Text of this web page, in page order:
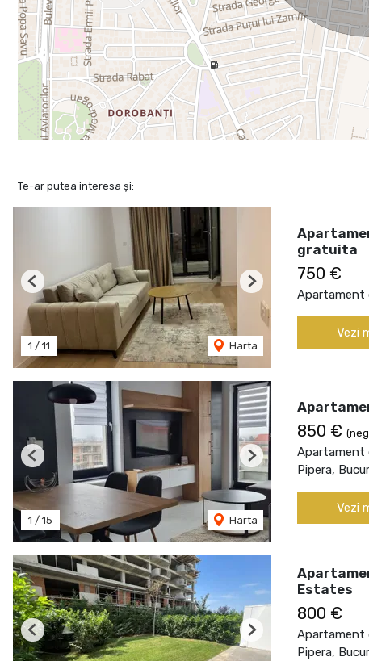
Te-ar putea interesa și:
1 / 11 Harta
Previous Next
gratuita
750 €
Apartament
Vezi
1 / 15 Harta
Previous Next
850 €
Apartament
Pipera,
Vezi
Previous Next
Estates
800 €
Apartament
Pipera,